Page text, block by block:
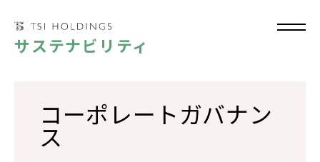
TSIのサステナビリティ
サステナビリティ
コーポレートガバナン
ス